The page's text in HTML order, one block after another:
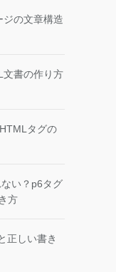
ジの文章構造
文書の作り方
タグの
い？p6タグ
方
正しい書き